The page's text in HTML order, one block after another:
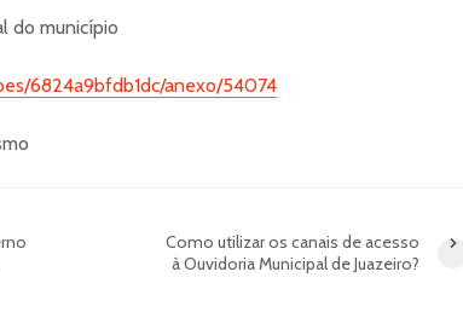
do município
6824a9bfdb1dc/anexo/54074
Como utilizar os canais de acesso
à Ouvidoria Municipal de Juazeiro?